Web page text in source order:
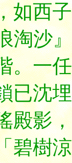
如西
淘沙
。一
埋，
殿影
碧樹